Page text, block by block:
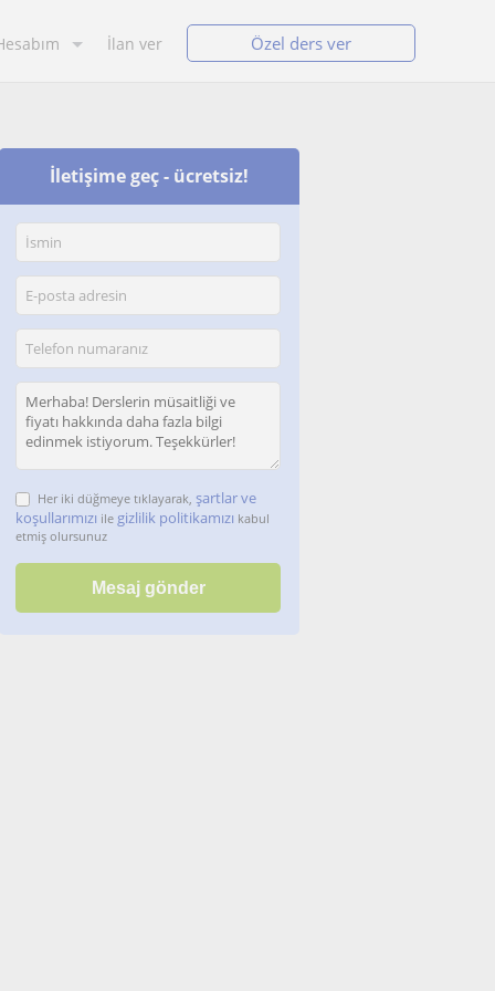
İlan ver Özel ders ver
İletişime geç - ücretsiz!
Her iki düğmeye tıklayarak, şartlar ve
koşullarımızı ile gizlilik politikamızı kabul
etmiş olursunuz